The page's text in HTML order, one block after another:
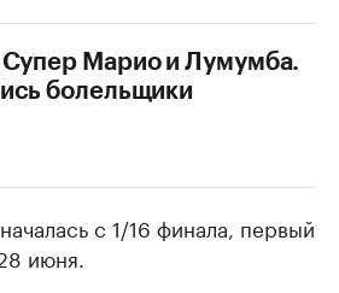
Супер Марио и Лумумба.
болельщики
с 1/16 финала, первый
июня.